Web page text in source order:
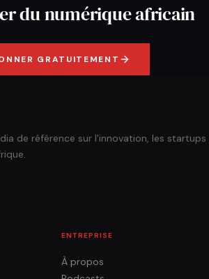
du numérique africain
GRATUITEMENT
de référence sur l'innovation, les startups
ENTREPRISE
À propos